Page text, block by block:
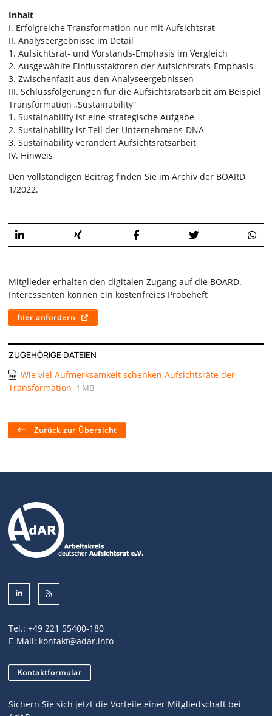
Inhalt
I. Erfolgreiche Transformation nur mit Aufsichtsrat
II. Analyseergebnisse im Detail
1. Aufsichtsrat- und Vorstands-Emphasis im Vergleich
2. Ausgewählte Einflussfaktoren der Aufsichtsrats-Emphasis
3. Zwischenfazit aus den Analyseergebnissen
III. Schlussfolgerungen für die Aufsichtsratsarbeit am Beispiel
Transformation „Sustainability“
1. Sustainability ist eine strategische Aufgabe
2. Sustainability ist Teil der Unternehmens-DNA
3. Sustainability verändert Aufsichtsratsarbeit
IV. Hinweis
Den vollständigen Beitrag finden Sie im Archiv der BOARD
1/2022.
Mitglieder erhalten den digitalen Zugang auf die BOARD.
Interessenten können ein kostenfreies Probeheft
hier anfordern
ZUGEHÖRIGE DATEIEN
Wie viel Aufmerksamkeit schenken Aufsichtsräte der
Transformation 1 MB
Zurück zur Übersicht
Tel.: +49 221 55400-180
E-Mail: kontakt@adar.info
Kontaktformular
Sichern Sie sich jetzt die Vorteile einer Mitgliedschaft bei